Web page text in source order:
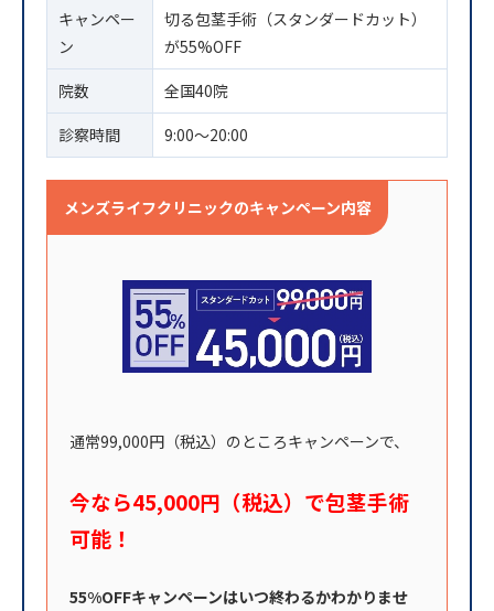
キャンペー
ン
切る包茎手術（スタンダードカット）
が55%OFF
院数
全国40院
診察時間
9:00〜20:00
メンズライフクリニックのキャンペーン内容
通常99,000円（税込）のところキャンペーンで、
今なら45,000円（税込）で包茎手術
可能！
55%OFFキャンペーンはいつ終わるかわかりませ